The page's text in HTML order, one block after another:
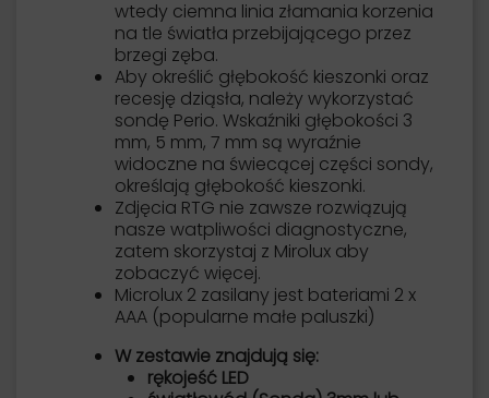
wtedy ciemna linia złamania korzenia
na tle światła przebijającego przez
brzegi zęba.
Aby określić głębokość kieszonki oraz
recesję dziąsła, należy wykorzystać
sondę Perio. Wskaźniki głębokości 3
mm, 5 mm, 7 mm są wyraźnie
widoczne na świecącej części sondy,
określają głębokość kieszonki.
Zdjęcia RTG nie zawsze rozwiązują
nasze watpliwości diagnostyczne,
zatem skorzystaj z Mirolux aby
zobaczyć więcej.
Microlux 2 zasilany jest bateriami 2 x
AAA (popularne małe paluszki)
W zestawie znajdują się:
rękojeść LED